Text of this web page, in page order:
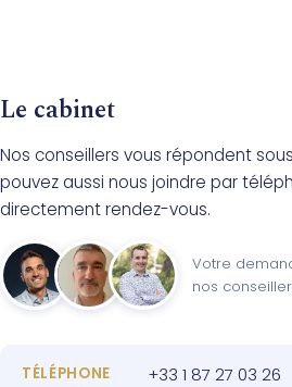
Le cabinet
Nos conseillers vous répondent
pouvez aussi nous joindre par
directement rendez-vous.
Votre
nos
TÉLÉPHONE +33 1 87 27 03 26